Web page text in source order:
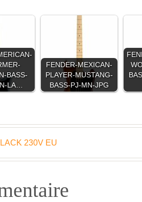
BASS-
LA…
FENDER-MEXICAN-
PLAYER-MUSTANG-
BASS-PJ-MN-JPG
230V EU